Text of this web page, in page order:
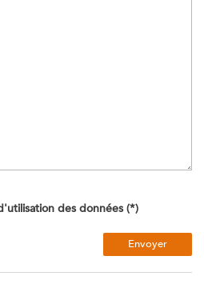
des données (*)
Envoyer